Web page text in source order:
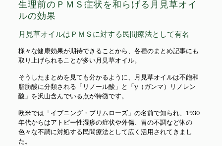
生理前のＰＭＳ症状を和らげる月見草オイ
ルの効果
月見草オイルはＰＭＳに対する民間療法として有名
様々な健康効果が期待できることから、各種のまとめ記事にも
取り上げられることが多い月見草オイル。
そうしたまとめを見ても分かるように、月見草オイルは不飽和
脂肪酸に分類される「リノール酸」と「γ（ガンマ）リノレン
酸」を沢山含んでいる点が特徴です。
欧米では「イブニング・プリムローズ」の名前で知られ、1930
年代からはアトピー性湿疹の症状や外傷、胃の不調など体の
色々な不調に対処する民間療法として広く活用されてきまし
た。